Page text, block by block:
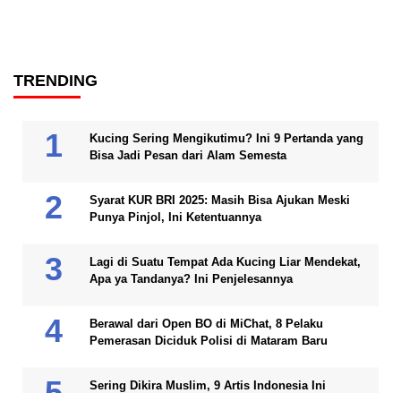
TRENDING
Kucing Sering Mengikutimu? Ini 9 Pertanda yang
Bisa Jadi Pesan dari Alam Semesta
Syarat KUR BRI 2025: Masih Bisa Ajukan Meski
Punya Pinjol, Ini Ketentuannya
Lagi di Suatu Tempat Ada Kucing Liar Mendekat,
Apa ya Tandanya? Ini Penjelesannya
Berawal dari Open BO di MiChat, 8 Pelaku
Pemerasan Diciduk Polisi di Mataram Baru
Sering Dikira Muslim, 9 Artis Indonesia Ini